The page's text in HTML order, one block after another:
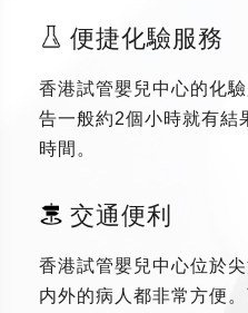
便捷化驗服務
香港試管嬰兒中心的化
告一般約2個小時就有結
時間。
交通便利
香港試管嬰兒中心位於
内外的病人都非常方便